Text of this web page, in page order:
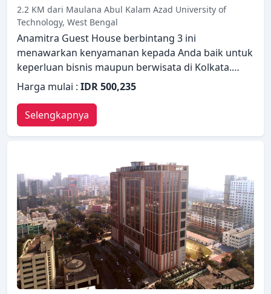
2.2 KM dari Maulana Abul Kalam Azad University of
Technology, West Bengal
Anamitra Guest House berbintang 3 ini
menawarkan kenyamanan kepada Anda baik untuk
keperluan bisnis maupun berwisata di Kolkata.
Hotel ini menawarkan berbagai fasilitas untuk
memastikan Anda mendapatkan pengalaman yang
luar biasa. Staf yang siap melayani akan
menyambut dan memandu Anda di Anamitra Guest
House. Setiap kamar didesain dengan elegan dan
menawarkan berbagai pilihan rekreasi. Anamitra
Guest House adalah pilihan yang sangat baik untuk
menjelajahi Kolkata atau untuk sekadar bersantai
dan menyegarkan diri.
Harga mulai : IDR 500,235
Selengkapnya